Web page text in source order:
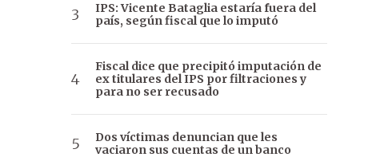
IPS: Vicente Bataglia estaría fuera del
país, según fiscal que lo imputó
Fiscal dice que precipitó imputación de
ex titulares del IPS por filtraciones y
para no ser recusado
Dos víctimas denuncian que les
vaciaron sus cuentas de un banco